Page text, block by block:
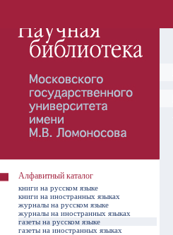
Алфавитный каталог
книги на русском языке
книги на иностранных языках
журналы на русском языке
журналы на иностранных языках
газеты на русском языке
газеты на иностранных языках